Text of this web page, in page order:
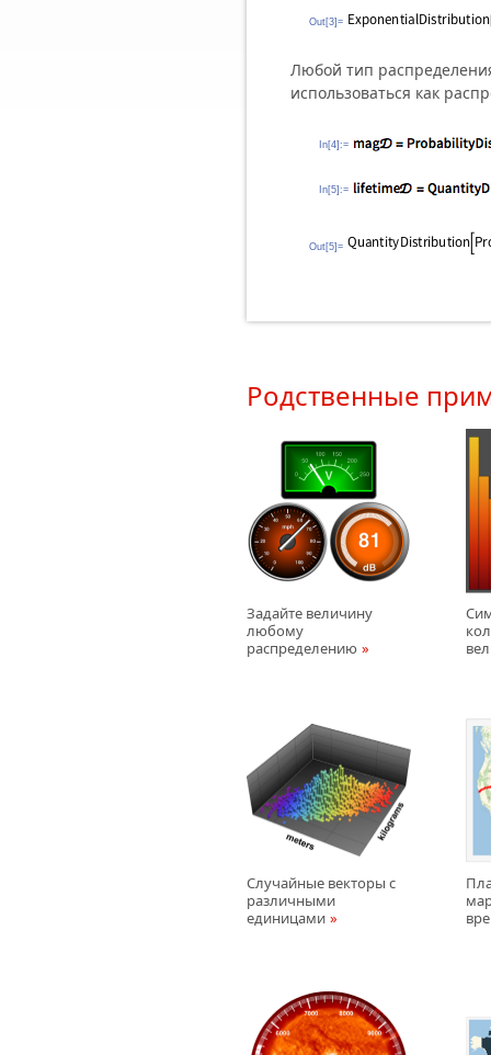
Out[3]=
Любой тип
использоваться как
In[4]:=
In[5]:=
Out[5]=
Родственные
Задайте величину
любому
распределению
Случайные векторы с
различными
единицами